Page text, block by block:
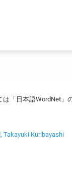
「日本語WordNet」
Takayuki Kuribayashi